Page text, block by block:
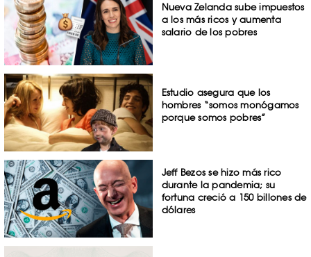
Nueva Zelanda sube impuestos
a los más ricos y aumenta
salario de los pobres
Estudio asegura que los
hombres “somos monógamos
porque somos pobres”
Jeff Bezos se hizo más rico
durante la pandemia; su
fortuna creció a 150 billones de
dólares